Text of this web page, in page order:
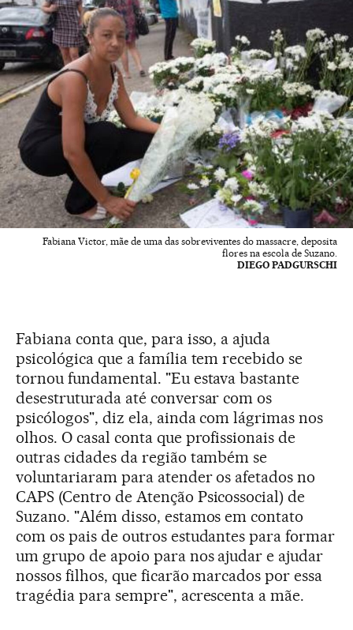
Fabiana Victor, mãe de uma das sobreviventes do massacre, deposita
flores na escola de Suzano.
DIEGO PADGURSCHI
Fabiana conta que, para isso, a ajuda
psicológica que a família tem recebido se
tornou fundamental. "Eu estava bastante
desestruturada até conversar com os
psicólogos", diz ela, ainda com lágrimas nos
olhos. O casal conta que profissionais de
outras cidades da região também se
voluntariaram para atender os afetados no
CAPS (Centro de Atenção Psicossocial) de
Suzano. "Além disso, estamos em contato
com os pais de outros estudantes para formar
um grupo de apoio para nos ajudar e ajudar
nossos filhos, que ficarão marcados por essa
tragédia para sempre", acrescenta a mãe.